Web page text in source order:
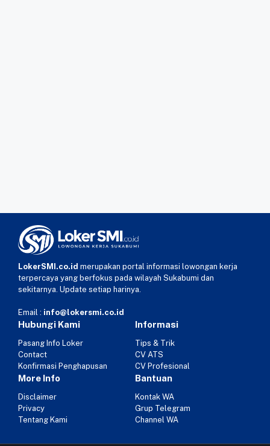
LokerSMI.co.id merupakan portal informasi lowongan kerja
terpercaya yang berfokus pada wilayah Sukabumi dan
sekitarnya. Update setiap harinya.
Email : info@lokersmi.co.id
Hubungi Kami
Pasang Info Loker
Contact
Konfirmasi Penghapusan
Informasi
Tips & Trik
CV ATS
CV Profesional
More Info
Disclaimer
Privacy
Tentang Kami
Bantuan
Kontak WA
Grup Telegram
Channel WA